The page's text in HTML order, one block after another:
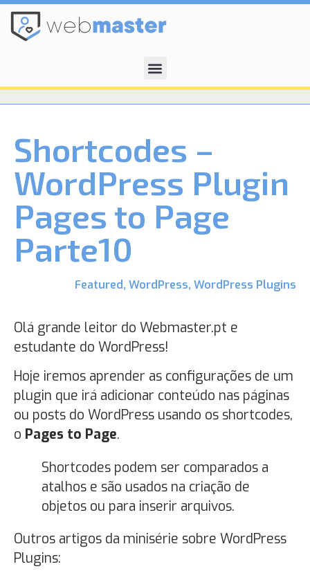
Shortcodes –
WordPress Plugin
Pages to Page
Parte10
Featured, WordPress, WordPress Plugins
Olá grande leitor do Webmaster.pt e
estudante do WordPress!
Hoje iremos aprender as configurações de um
plugin que irá adicionar conteúdo nas páginas
ou posts do WordPress usando os shortcodes,
o Pages to Page.
Shortcodes podem ser comparados a
atalhos e são usados na criação de
objetos ou para inserir arquivos.
Outros artigos da minisérie sobre WordPress
Plugins: